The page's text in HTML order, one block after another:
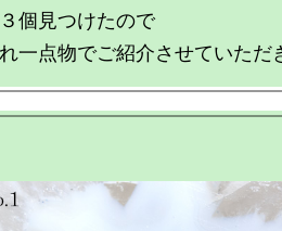
個見つけたので